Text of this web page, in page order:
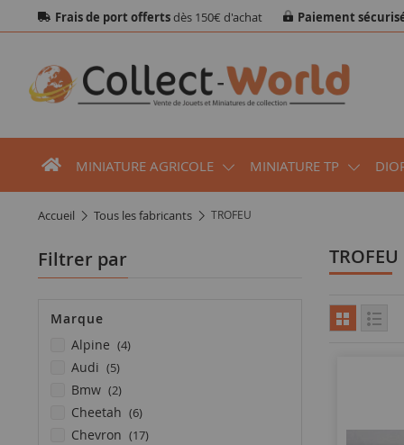
Frais de port offertsdès 150€ d'achat Paiement
MINIATURE AGRICOLE MINIATURE TP
accueil tous les fabricants TROFEU
TROFEU
Filtrer par
Marque
alpine
4articles
audi 5articles
bmw 2articles
cheetah 6articles
chevron 17articles